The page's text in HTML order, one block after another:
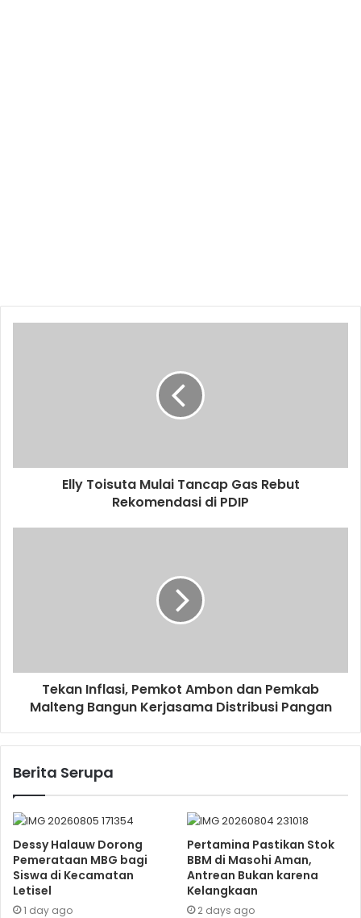
Elly Toisuta Mulai Tancap Gas Rebut
Rekomendasi di PDIP
Tekan Inflasi, Pemkot Ambon dan Pemkab
Malteng Bangun Kerjasama Distribusi Pangan
Berita Serupa
Dessy Halauw Dorong
Pemerataan MBG bagi
Siswa di Kecamatan
Letisel
1 day ago
Pertamina Pastikan Stok
BBM di Masohi Aman,
Antrean Bukan karena
Kelangkaan
2 days ago